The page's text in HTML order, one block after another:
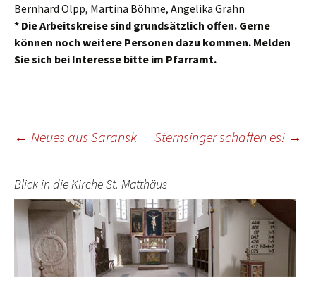
Bernhard Olpp, Martina Böhme, Angelika Grahn
* Die Arbeitskreise sind grundsätzlich offen. Gerne
können noch weitere Personen dazu kommen. Melden
Sie sich bei Interesse bitte im Pfarramt.
Beitragsnavigation
← Neues aus Saransk Sternsinger schaffen es! →
Blick in die Kirche St. Matthäus